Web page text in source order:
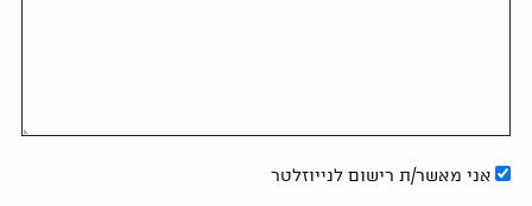
אני מאשר/ת רישום לנייוזלטר